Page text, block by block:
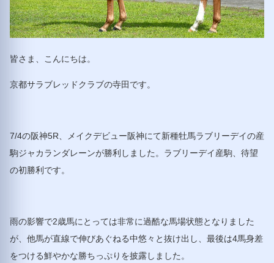
皆さま、こんにちは。
京都サラブレッドクラブの寺田です。
7/4の阪神5R、メイクデビュー阪神にて新種牡馬ラブリーデイの産
駒ジャカランダレーンが勝利しました。ラブリーデイ産駒、待望
の初勝利です。
雨の影響で2歳馬にとっては非常に過酷な馬場状態となりました
が、他馬が直線で伸びあぐねる中悠々と抜け出し、最後は4馬身差
をつける鮮やかな勝ちっぷりを披露しました。